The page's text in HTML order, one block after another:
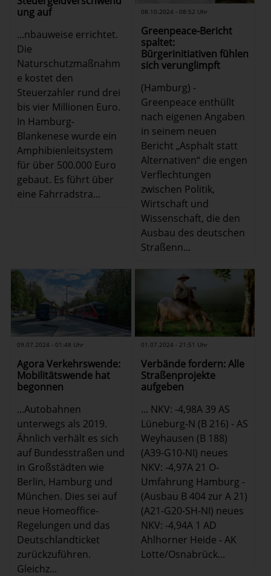
ung auf
...nbauweise errichtet.
Die
Naturschutzmaßnahm
e kostet den
Steuerzahler rund drei
bis vier Millionen Euro.
In Hamburg-
Blankenese wurde ein
Amphibienleitsystem
für über 500.000 Euro
gebaut. Es führt über
eine Fahrradstra...
08.10.2024 - 08:52 Uhr
Greenpeace-Bericht
spaltet:
Bürgerinitiativen fühlen
sich verunglimpft
(Hamburg) -
Greenpeace enthüllt
nach eigenen Angaben
in seinem neuen
Bericht „Asphalt statt
Alternativen“ die engen
Verflechtungen
zwischen Politik,
Wirtschaft und
Wissenschaft, die den
Ausbau des deutschen
Straßenn...
09.07.2024 - 01:48 Uhr
Agora Verkehrswende:
Mobilitätswende hat
begonnen
...Autobahnen
unterwegs als 2019.
Ähnlich verhält es sich
auf Bundesstraßen und
in Großstädten wie
Berlin, Hamburg und
München. Dies sei auf
neue Homeoffice-
Regelungen und das
Deutschlandticket
zurückzuführen.
Gleichz...
01.07.2024 - 21:51 Uhr
Verbände fordern: Alle
Straßenprojekte
aufgeben
... NKV: -4,98A 39 AS
Lüneburg-N (B 216) - AS
Weyhausen (B 188)
(A39-G10-NI) neues
NKV: -4,97A 21 O-
Umfahrung Hamburg -
(Ausbau B 404 zur A 21)
(A21-G20-SH-NI) neues
NKV: -4,94A 1 AD
Ahlhorner Heide - AK
Lotte/Osnabrück...